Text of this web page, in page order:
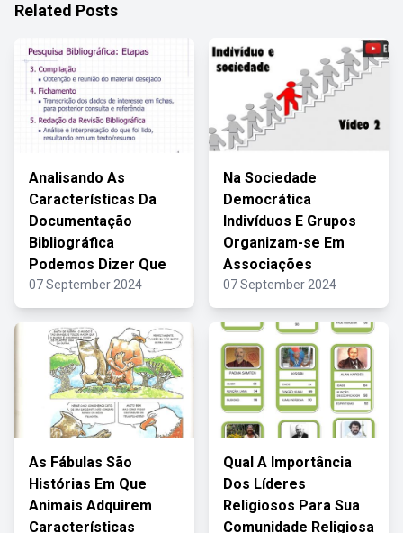
Related Posts
Analisando As
Características Da
Documentação
Bibliográfica
Podemos Dizer Que
07 September 2024
Na Sociedade
Democrática
Indivíduos E Grupos
Organizam-se Em
Associações
07 September 2024
As Fábulas São
Histórias Em Que
Animais Adquirem
Características
Qual A Importância
Dos Líderes
Religiosos Para Sua
Comunidade Religiosa